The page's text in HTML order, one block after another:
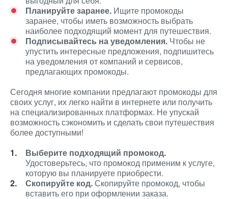
Планируйте заранее. Ищите промокоды
заранее, чтобы иметь возможность выбрать
наиболее подходящий момент для путешествия.
Подписывайтесь на уведомления. Чтобы не
упустить интересные предложения, подпишитесь
на уведомления от компаний и сервисов,
предлагающих промокоды.
Сегодня многие компании предлагают промокоды для
своих услуг, их легко найти в интернете или получить
на специализированных платформах. Не упускай
возможность сэкономить и сделать свои путешествия
более доступными!
Выберите подходящий промокод.
Удостоверьтесь, что промокод применим к услуге,
которую вы планируете приобрести.
Скопируйте код.Скопируйте промокод, чтобы
вставить его при оформлении заказа.